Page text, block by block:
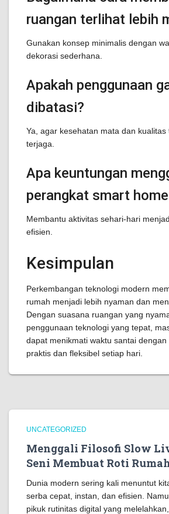
ruangan terlihat lebih
Gunakan konsep minimalis dengan
dekorasi sederhana.
Apakah penggunaan
dibatasi?
Ya, agar kesehatan mata dan kualitas
terjaga.
Apa keuntungan
perangkat smart
Membantu aktivitas sehari-hari
efisien.
Kesimpulan
Perkembangan teknologi modern
rumah menjadi lebih nyaman dan
Dengan suasana ruangan yang
penggunaan teknologi yang tepat,
dapat menikmati waktu santai
praktis dan fleksibel setiap hari.
UNCATEGORIZED
Menggali Filosofi Slow
Seni Membuat Roti
Dunia modern sering kali menuntut
serba cepat, instan, dan efisien.
pikuk rutinitas digital yang